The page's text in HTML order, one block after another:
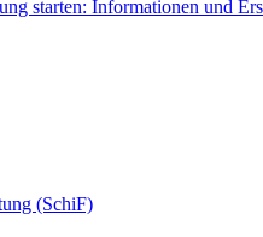
starten: Informationen und
(SchiF)